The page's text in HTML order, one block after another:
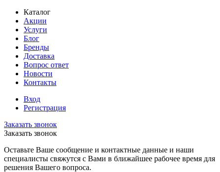
Каталог
Акции
Услуги
Блог
Бренды
Доставка
Вопрос ответ
Новости
Контакты
Вход
Регистрация
Заказать звонок
Заказать звонок
Оставьте Ваше сообщение и контактные данные и наши
специалисты свяжутся с Вами в ближайшее рабочее время для
решения Вашего вопроса.